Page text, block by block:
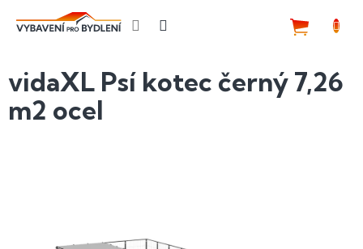
vidaXL Psí kotec černý 7,26
m2 ocel